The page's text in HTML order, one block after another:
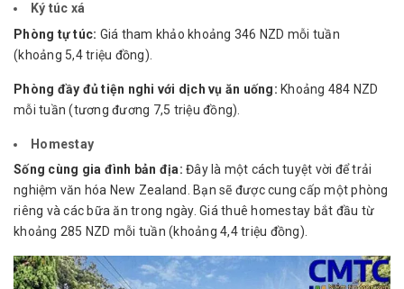
Ký túc xá
Phòng tự túc: Giá tham khảo khoảng 346 NZD mỗi tuần
(khoảng 5,4 triệu đồng).
Phòng đầy đủ tiện nghi với dịch vụ ăn uống: Khoảng 484 NZD
mỗi tuần (tương đương 7,5 triệu đồng).
Homestay
Sống cùng gia đình bản địa: Đây là một cách tuyệt vời để trải
nghiệm văn hóa New Zealand. Bạn sẽ được cung cấp một phòng
riêng và các bữa ăn trong ngày. Giá thuê homestay bắt đầu từ
khoảng 285 NZD mỗi tuần (khoảng 4,4 triệu đồng).